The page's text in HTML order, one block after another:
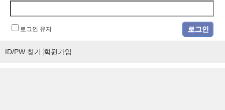
로그인 유지
ID/PW 찾기 회원가입